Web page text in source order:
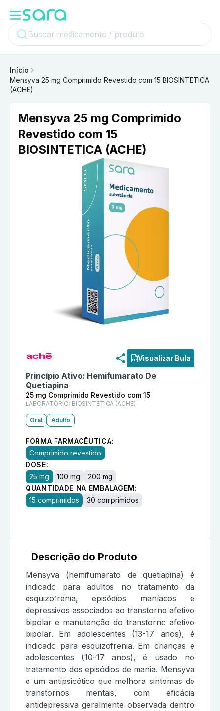
Início
Mensyva 25 mg Comprimido Revestido com 15 BIOSINTETICA
(ACHE)
Mensyva 25 mg Comprimido
Revestido com 15
BIOSINTETICA (ACHE)
Visualizar Bula
Princípio Ativo: Hemifumarato De
Quetiapina
25 mg Comprimido Revestido com 15
LABORATÓRIO: BIOSINTETICA (ACHE)
Oral Adulto
FORMA FARMACÊUTICA:
Comprimido revestido
DOSE:
25 mg
100 mg
200 mg
QUANTIDADE NA EMBALAGEM:
15 comprimidos
30 comprimidos
Descrição do Produto
Mensyva (hemifumarato de quetiapina) é
indicado para adultos no tratamento da
esquizofrenia, episódios maníacos e
depressivos associados ao transtorno afetivo
bipolar e manutenção do transtorno afetivo
bipolar. Em adolescentes (13-17 anos), é
indicado para esquizofrenia. Em crianças e
adolescentes (10-17 anos), é usado no
tratamento dos episódios de mania. Mensyva
é um antipsicótico que melhora sintomas de
transtornos mentais, com eficácia
antidepressiva geralmente observada dentro